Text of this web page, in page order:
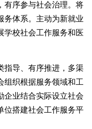
有序参与社会治理。将
务体系。主动为新就业
学校社会工作服务和医
指导、有序推进，多渠
组织根据服务领域和工
企业结合实际设立社会
位搭建社会工作服务平